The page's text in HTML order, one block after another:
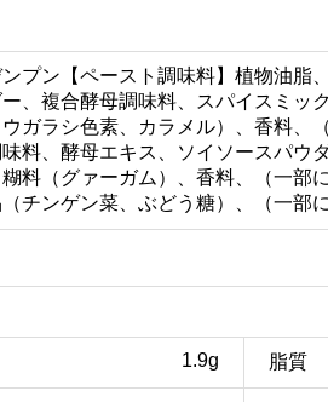
ンプン【ペースト調味料】植物油脂
、複合酵母調味料、スパイスミッ
ガラシ色素、カラメル）、香料、
料、酵母エキス、ソイソースパウ
料（グァーガム）、香料、（一部
チンゲン菜、ぶどう糖）、（一部
1.9g 脂質